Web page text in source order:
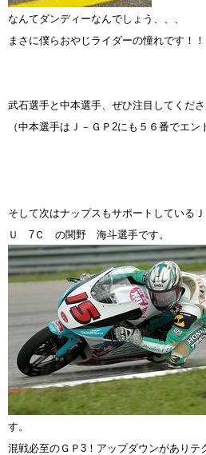
なんてダンディーなんでしょう、、、
まさに僕らおやじライダーの憧れです！！
武石選手と中本選手、ぜひ注目してくださ
（中本選手はＪ－ＧＰ2にも５６番でエン
そして次はナップスもサポートしている
Ｕ 7Ｃ の関野 海斗選手です。
す。
混戦必至のＧＰ3！アップダウンがありテ